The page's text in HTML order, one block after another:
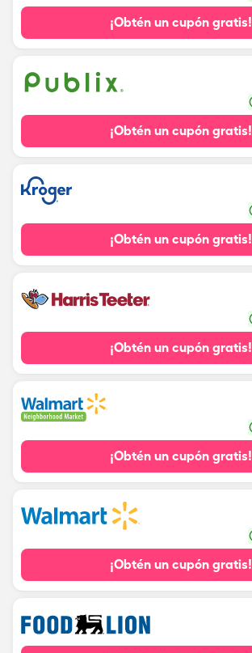
¡Obtén un cupón gratis!
¡Obtén un cupón gratis!
¡Obtén un cupón gratis!
¡Obtén un cupón gratis!
¡Obtén un cupón gratis!
¡Obtén un cupón gratis!